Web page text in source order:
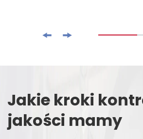
Jakie kroki
jakości mamy